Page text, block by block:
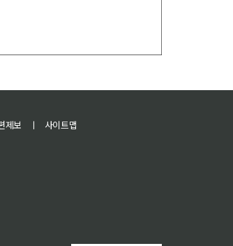
제보 ㅣ
사이트맵